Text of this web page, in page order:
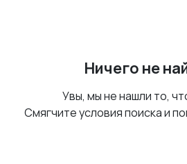
Ничего не
Увы, мы не нашли то,
Смягчите условия поиска и